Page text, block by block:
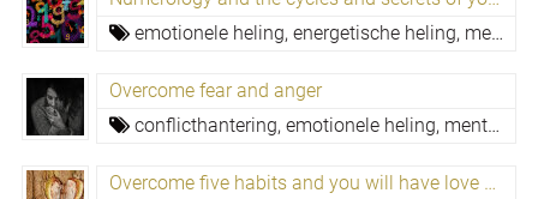
emotionele heling, energetische heling, mentale veerkracht,
Overcome fear and anger
conflicthantering, emotionele heling, mentale veerkracht,
Overcome five habits and you will have love and fulfillment